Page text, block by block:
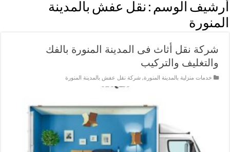
أرشيف الوسم : نقل عفش بالمدينة
المنورة
شركة نقل أثاث فى المدينة المنورة بالفك
والتغليف والتركيب
خدمات منزلية بالمدينة المنورة,شركة نقل عفش بالمدينة المنورة